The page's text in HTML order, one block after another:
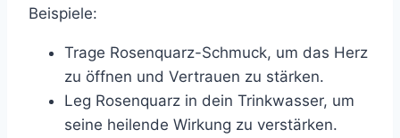
Beispiele:
Trage Rosenquarz-Schmuck, um das Herz
zu öffnen und Vertrauen zu stärken.
Leg Rosenquarz in dein Trinkwasser, um
seine heilende Wirkung zu verstärken.